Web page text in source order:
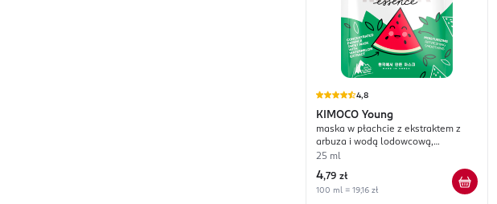
4,8
KIMOCO Young
maska w płachcie z ekstraktem z
arbuza i wodą lodowcową,
nawilżająca
25 ml
4,79 zł
100 ml = 19,16 zł